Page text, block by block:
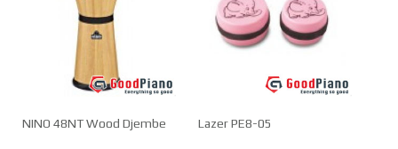
NINO 48NT Wood Djembe Lazer PE8-05